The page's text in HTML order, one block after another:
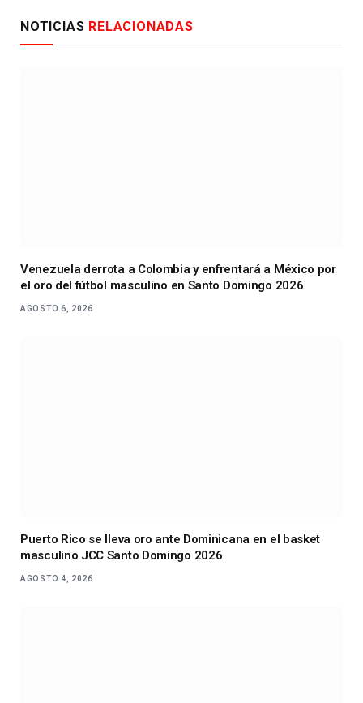
NOTICIAS RELACIONADAS
Venezuela derrota a Colombia y enfrentará a México por
el oro del fútbol masculino en Santo Domingo 2026
AGOSTO 6, 2026
Puerto Rico se lleva oro ante Dominicana en el basket
masculino JCC Santo Domingo 2026
AGOSTO 4, 2026